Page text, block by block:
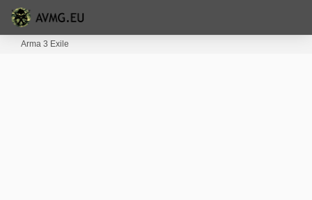
Arma 3 Exile